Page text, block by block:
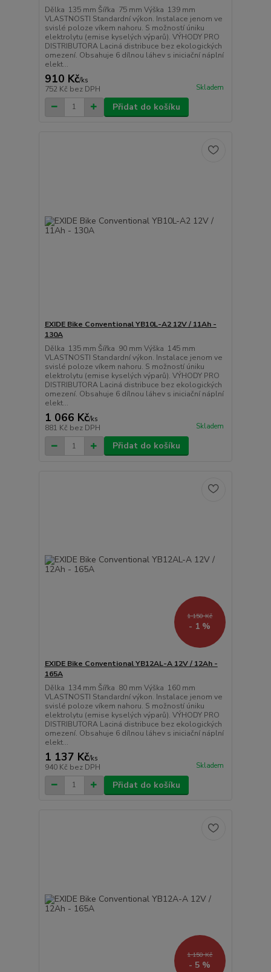
Dělka 135 mm Šířka 75 mm Výška 139 mm
VLASTNOSTI Standardní výkon. Instalace jenom ve
svislé poloze víkem nahoru. S možností úniku
elektrolytu (emise kyselých výparů). VÝHODY PRO
DISTRIBUTORA Laciná distribuce bez ekologických
omezení. Obsahuje 6 dílnou láhev s iniciační náplní
elekt...
910 Kč/ks
752 Kč bez DPH Skladem
Přidat do košíku
EXIDE Bike Conventional YB10L-A2 12V / 11Ah -
130A
Dělka 135 mm Šířka 90 mm Výška 145 mm
VLASTNOSTI Standardní výkon. Instalace jenom ve
svislé poloze víkem nahoru. S možností úniku
elektrolytu (emise kyselých výparů). VÝHODY PRO
DISTRIBUTORA Laciná distribuce bez ekologických
omezení. Obsahuje 6 dílnou láhev s iniciační náplní
elekt...
1 066 Kč/ks
881 Kč bez DPH Skladem
Přidat do košíku
1 150 Kč
- 1 %
EXIDE Bike Conventional YB12AL-A 12V / 12Ah -
165A
Dělka 134 mm Šířka 80 mm Výška 160 mm
VLASTNOSTI Standardní výkon. Instalace jenom ve
svislé poloze víkem nahoru. S možností úniku
elektrolytu (emise kyselých výparů). VÝHODY PRO
DISTRIBUTORA Laciná distribuce bez ekologických
omezení. Obsahuje 6 dílnou láhev s iniciační náplní
elekt...
1 137 Kč/ks
940 Kč bez DPH Skladem
Přidat do košíku
1 150 Kč
- 5 %